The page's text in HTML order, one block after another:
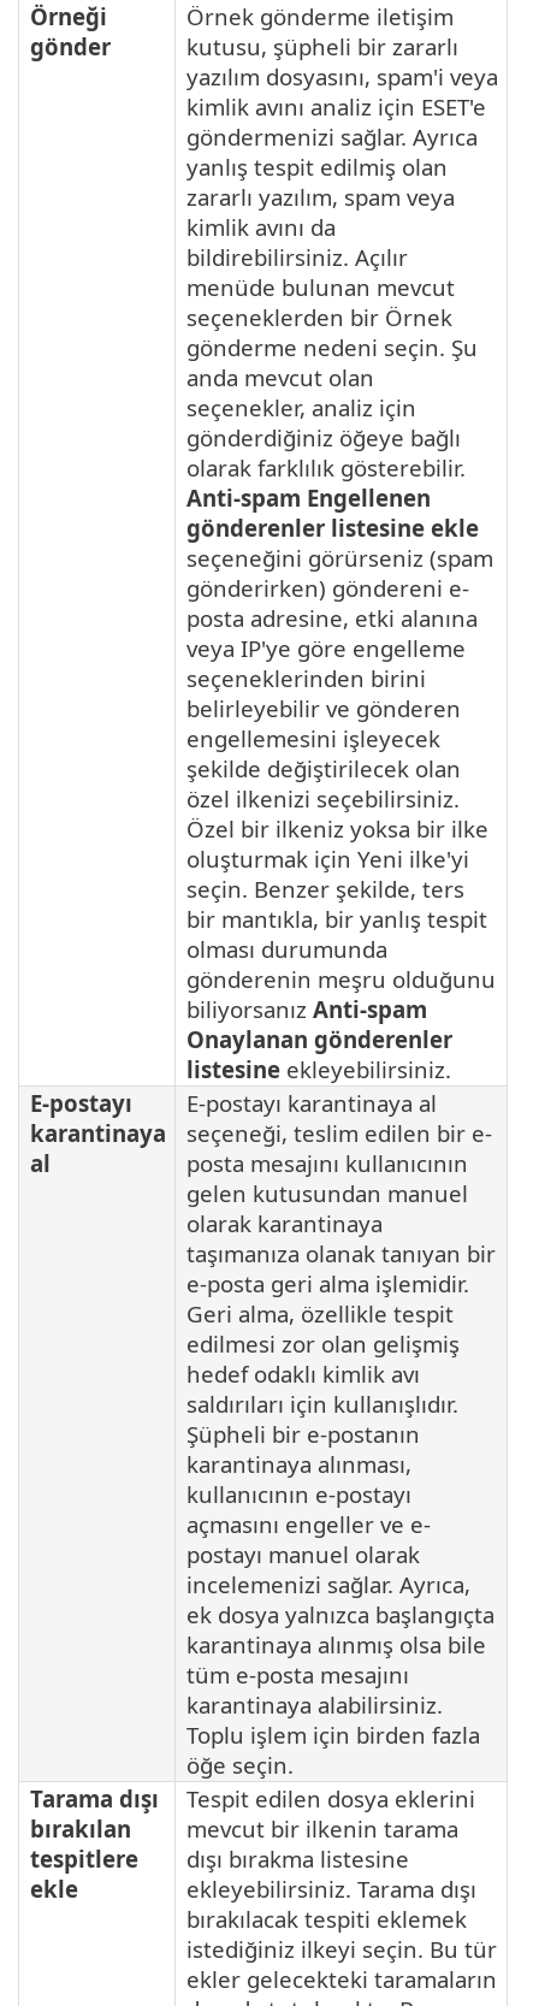
Örneği
gönder
Örnek gönderme iletişim
kutusu, şüpheli bir zararlı
yazılım dosyasını, spam'i veya
kimlik avını analiz için ESET'e
göndermenizi sağlar. Ayrıca
yanlış tespit edilmiş olan
zararlı yazılım, spam veya
kimlik avını da
bildirebilirsiniz. Açılır
menüde bulunan mevcut
seçeneklerden bir Örnek
gönderme nedeni seçin. Şu
anda mevcut olan
seçenekler, analiz için
gönderdiğiniz öğeye bağlı
olarak farklılık gösterebilir.
Anti-spam Engellenen
gönderenler listesine ekle
seçeneğini görürseniz (spam
gönderirken) göndereni e-
posta adresine, etki alanına
veya IP'ye göre engelleme
seçeneklerinden birini
belirleyebilir ve gönderen
engellemesini işleyecek
şekilde değiştirilecek olan
özel ilkenizi seçebilirsiniz.
Özel bir ilkeniz yoksa bir ilke
oluşturmak için Yeni ilke'yi
seçin. Benzer şekilde, ters
bir mantıkla, bir yanlış tespit
olması durumunda
gönderenin meşru olduğunu
biliyorsanız Anti-spam
Onaylanan gönderenler
listesine ekleyebilirsiniz.
E-postayı
karantinaya
al
E-postayı karantinaya al
seçeneği, teslim edilen bir e-
posta mesajını kullanıcının
gelen kutusundan manuel
olarak karantinaya
taşımanıza olanak tanıyan bir
e-posta geri alma işlemidir.
Geri alma, özellikle tespit
edilmesi zor olan gelişmiş
hedef odaklı kimlik avı
saldırıları için kullanışlıdır.
Şüpheli bir e-postanın
karantinaya alınması,
kullanıcının e-postayı
açmasını engeller ve e-
postayı manuel olarak
incelemenizi sağlar. Ayrıca,
ek dosya yalnızca başlangıçta
karantinaya alınmış olsa bile
tüm e-posta mesajını
karantinaya alabilirsiniz.
Toplu işlem için birden fazla
öğe seçin.
Tarama dışı
bırakılan
tespitlere
ekle
Tespit edilen dosya eklerini
mevcut bir ilkenin tarama
dışı bırakma listesine
ekleyebilirsiniz. Tarama dışı
bırakılacak tespiti eklemek
istediğiniz ilkeyi seçin. Bu tür
ekler gelecekteki taramaların